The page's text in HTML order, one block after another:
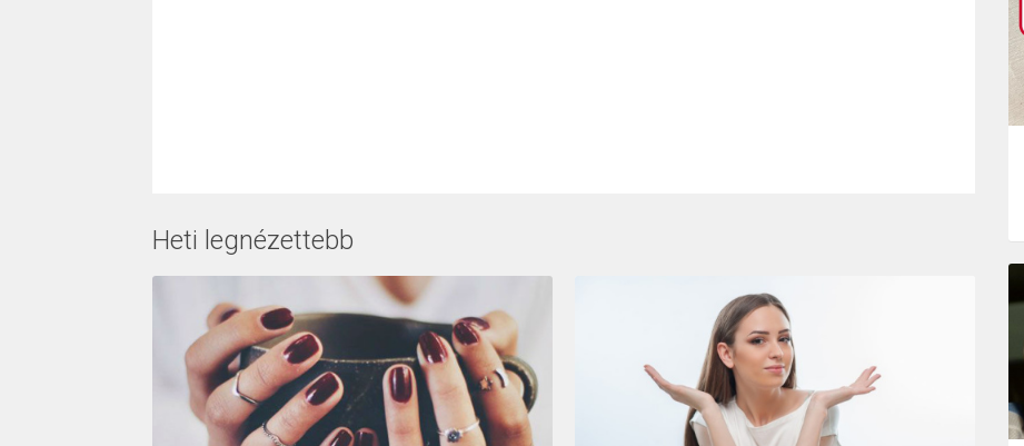
Heti legnézettebb